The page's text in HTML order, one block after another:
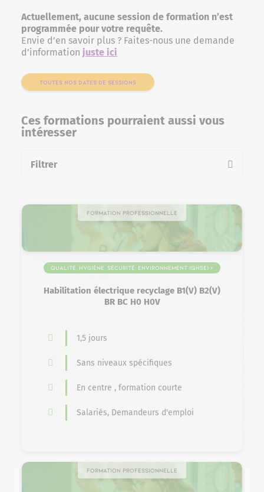
Actuellement, aucune session de formation n’est
programmée pour votre requête.
Envie d’en savoir plus ? Faites-nous une demande
d’information juste ici
TOUTES NOS DATES DE SESSIONS
Ces formations pourraient aussi vous
intéresser
Filtrer
Formation professionnelle
Qualité, Hygiène, Sécurité, Environnement (QHSE) >
Habilitation électrique recyclage B1(V) B2(V)
BR BC H0 H0V
1,5 jours
Sans niveaux spécifiques
En centre , formation courte
Salariés, Demandeurs d'emploi
Formation professionnelle